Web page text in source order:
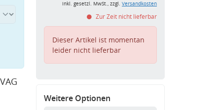
inkl. gesetzl. MwSt., zzgl. Versandkosten
Zur Zeit nicht lieferbar
Dieser Artikel ist momentan
leider nicht lieferbar
Weitere Optionen